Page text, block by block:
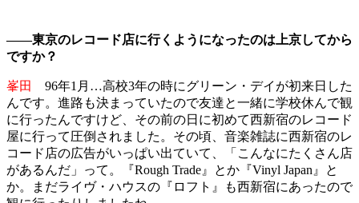
――東京のレコード店に行くようになったのは上京してから
ですか？
峯田
96年1月…高校3年の時にグリーン・デイが初来日した
んです。進路も決まっていたので友達と一緒に学校休んで観
に行ったんですけど、その前の日に初めて西新宿のレコード
屋に行って圧倒されました。その頃、音楽雑誌に西新宿のレ
コード店の広告がいっぱい出ていて、「こんなにたくさん店
があるんだ」って。『Rough Trade』とか『Vinyl Japan』と
か。まだライヴ・ハウスの『ロフト』も西新宿にあったので